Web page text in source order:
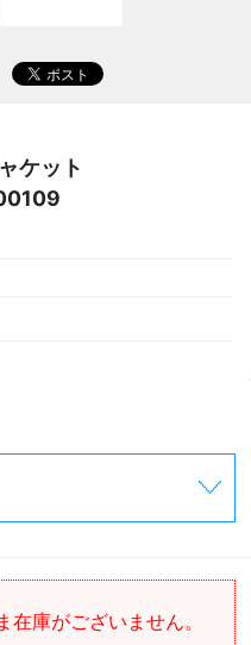
ケット
庫がございません。